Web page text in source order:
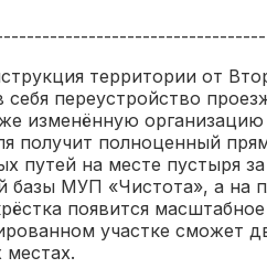
территории от
себя переустройство
изменённую
получит полноценный
путей на месте пустыря
базы МУП «Чистота», а на
появится
участке сможет